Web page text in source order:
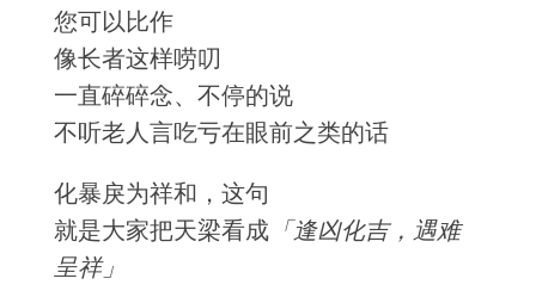
您可以比作
像长者这样唠叨
一直碎碎念、不停的说
不听老人言吃亏在眼前之类的话
化暴戾为祥和，这句
就是大家把天梁看成 「逢凶化吉，遇难
呈祥」